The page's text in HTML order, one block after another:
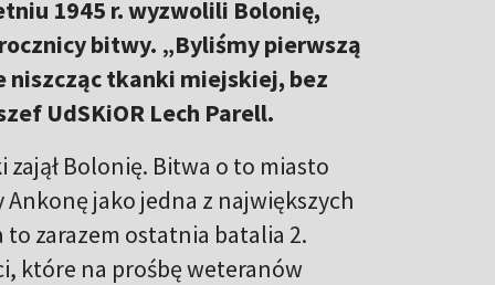
1945 r. wyzwolili Bolonię,
bitwy. „Byliśmy pierwszą
niszcząc tkanki miejskiej, bez
UdSKiOR Lech Parell.
Bolonię. Bitwa o to miasto
jako jedna z największych
to zarazem ostatnia batalia 2.
które na prośbę weteranów